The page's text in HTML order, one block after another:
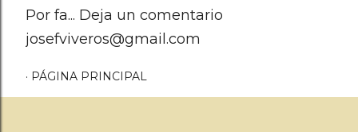
Por fa... Deja un comentario
josefviveros@gmail.com
PÁGINA PRINCIPAL